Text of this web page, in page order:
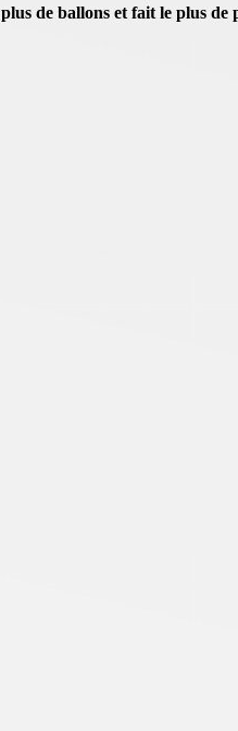
de ballons et fait le plus de